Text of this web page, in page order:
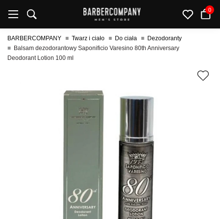
0
BARBERCOMPANY Twarz i ciało Do ciała
Dezodoranty
Balsam dezodorantowy Saponificio Varesino 80th Anniversary
Deodorant Lotion 100 ml